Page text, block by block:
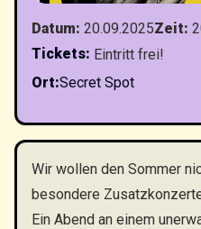
Datum: 20.09.2025Zeit:
Tickets: Eintritt frei!
Ort:Secret Spot
Wir wollen den Sommer
besondere
Ein Abend an einem